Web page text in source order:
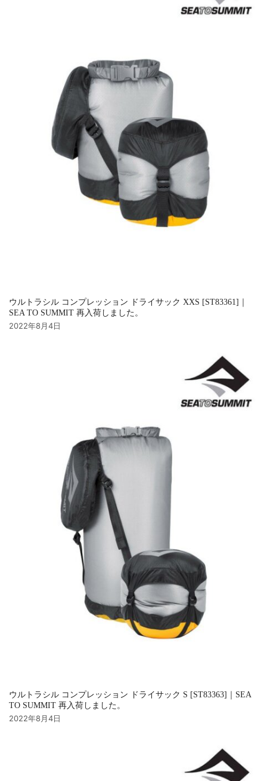
ウルトラシル コンプレッション ドライサック XXS [ST83361]｜
SEA TO SUMMIT 再入荷しました。
2022年8月4日
ウルトラシル コンプレッション ドライサック S [ST83363]｜SEA
TO SUMMIT 再入荷しました。
2022年8月4日